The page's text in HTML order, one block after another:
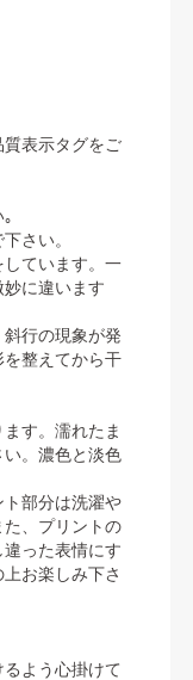
表示タグをご
さい。
ています。一
に違います
行の現象が発
整えてから干
す。濡れたま
。濃色と淡色
部分は洗濯や
、プリントの
った表情にす
お楽しみ下さ
よう心掛けて